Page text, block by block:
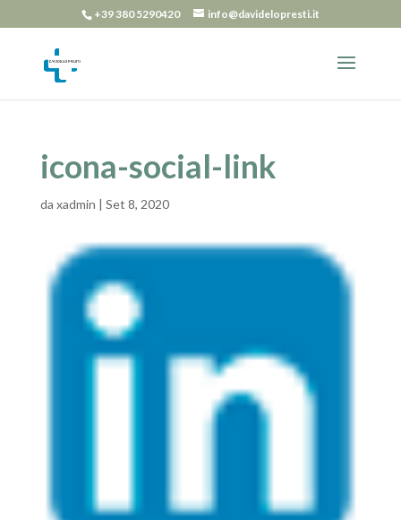
+39 380 5290420 info@davidelopresti.it
icona-social-link
da xadmin | Set 8, 2020